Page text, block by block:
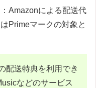
Amazonによる配送代
Primeマークの対象と
配送特典を利用でき
などのサービス